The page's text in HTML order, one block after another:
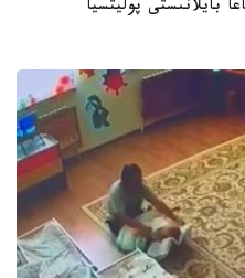
بايلانىستى پوليتسيا